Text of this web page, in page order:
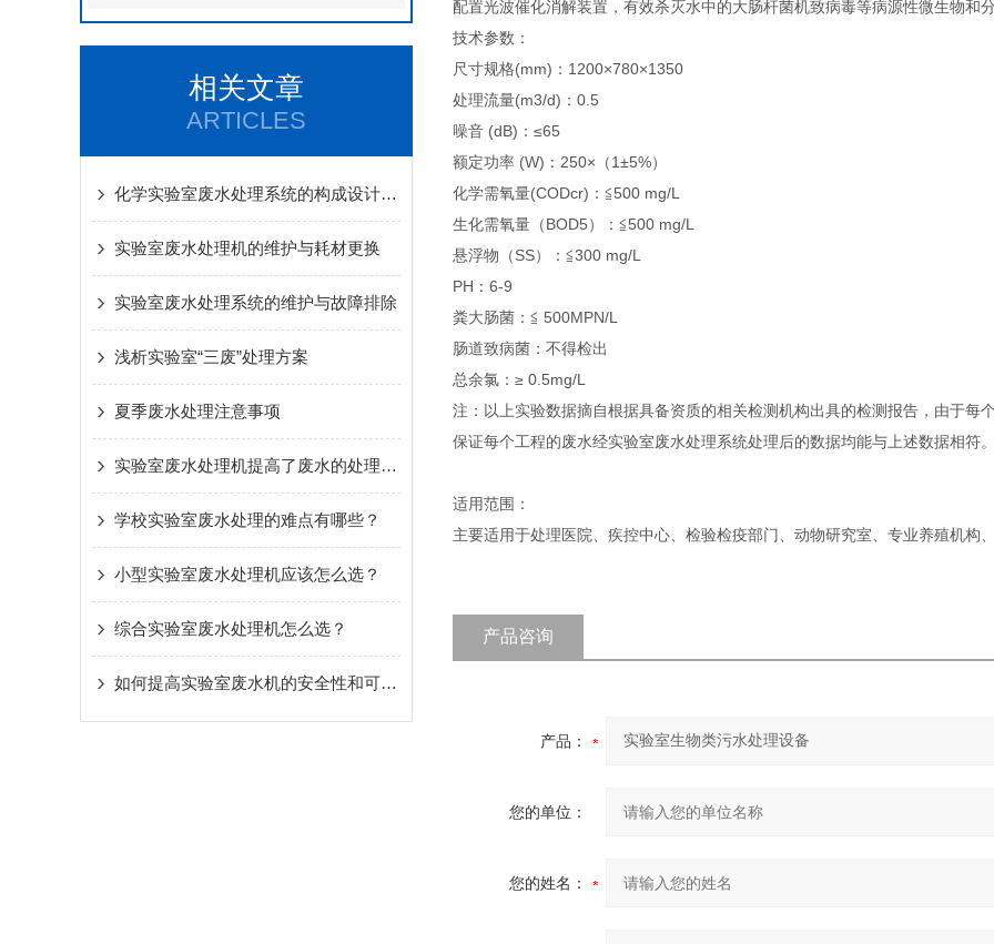
相关文章
ARTICLES
化学实验室废水处理系统的构成设计与运维应用价值
实验室废水处理机的维护与耗材更换
实验室废水处理系统的维护与故障排除
浅析实验室“三废”处理方案
夏季废水处理注意事项
实验室废水处理机提高了废水的处理效率
学校实验室废水处理的难点有哪些？
小型实验室废水处理机应该怎么选？
综合实验室废水处理机怎么选？
如何提高实验室废水机的安全性和可靠性，一文搞定
配置光波催化消解装置，有效杀灭水中的大肠杆菌机致病毒等病源性微生物和
技术参数：
尺寸规格(mm)：1200×780×1350
处理流量(m3/d)：0.5
噪音 (dB)：≤65
额定功率 (W)：250×（1±5%）
化学需氧量(CODcr)：≦500 mg/L
生化需氧量（BOD5）：≦500 mg/L
悬浮物（SS）：≦300 mg/L
PH：6-9
粪大肠菌：≦ 500MPN/L
肠道致病菌：不得检出
总余氯：≥ 0.5mg/L
注：以上实验数据摘自根据具备资质的相关检测机构出具的检测报告，由于每
保证每个工程的废水经实验室废水处理系统处理后的数据均能与上述数据相符
适用范围：
主要适用于处理医院、疾控中心、检验检疫部门、动物研究室、专业养殖机构
产品咨询
产品：
您的单位：
您的姓名：